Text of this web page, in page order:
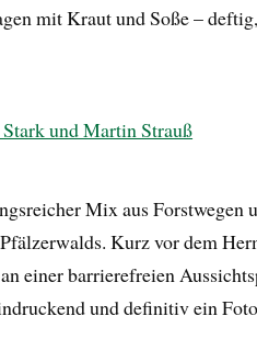
mit Kraut und Soße –
Mix aus Forstwegen
Kurz vor dem
einer barrierefreien
und definitiv ein